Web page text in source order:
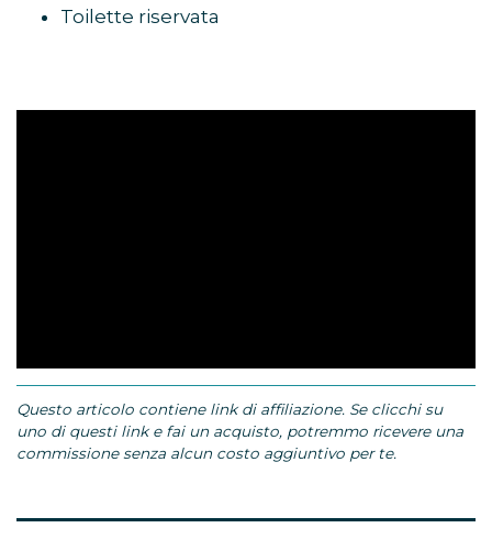
Toilette riservata
Questo articolo contiene link di affiliazione. Se clicchi su
uno di questi link e fai un acquisto, potremmo ricevere una
commissione senza alcun costo aggiuntivo per te.